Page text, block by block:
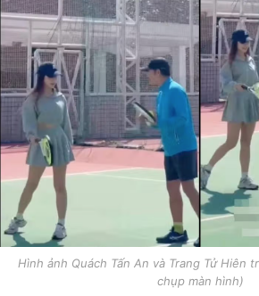
Hình ảnh Quách Tấn An và Trang Tử Hiên
chụp màn hình)